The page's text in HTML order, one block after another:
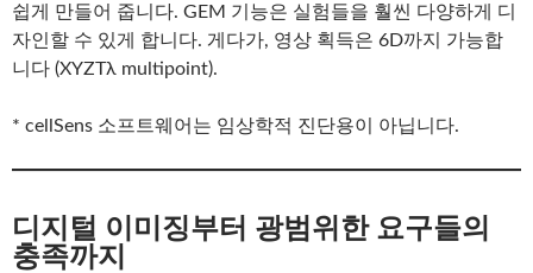
쉽게 만들어 줍니다. GEM 기능은 실험들을 훨씬 다양하게 디
자인할 수 있게 합니다. 게다가, 영상 획득은 6D까지 가능합
니다 (XYZTλ multipoint).
* cellSens 소프트웨어는 임상학적 진단용이 아닙니다.
디지털 이미징부터 광범위한 요구들의
충족까지